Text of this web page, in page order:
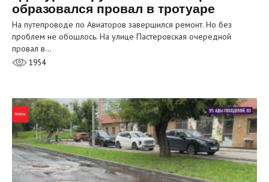
образовался провал в тротуаре
На путепроводе по Авиаторов завершился ремонт. Но без
проблем не обошлось. На улице Пастеровская очередной
провал в…
1954